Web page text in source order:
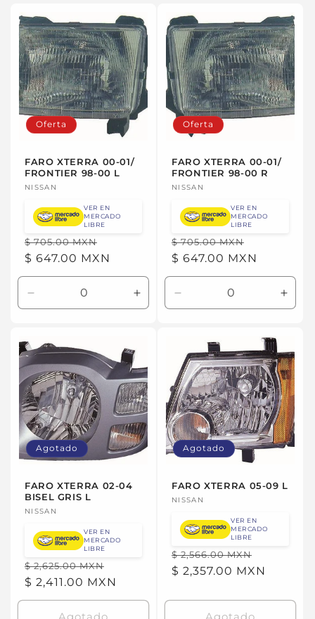
Default
Title
Title
Oferta
FARO XTERRA 00-01/
FRONTIER 98-00 L
Proveedor:
NISSAN
VER EN
MERCADO
LIBRE
Precio
habitual
$ 705.00 MXN
de
oferta
$ 647.00 MXN
cantidad
Default
Title
Aumentar
cantidad
Oferta
FARO XTERRA 00-01/
FRONTIER 98-00 R
Proveedor:
NISSAN
VER EN
MERCADO
LIBRE
Precio
habitual
$ 705.00 MXN
de
oferta
$ 647.00 MXN
cantidad
Default
Title
Title
Agotado
FARO XTERRA 02-04
BISEL GRIS L
Proveedor:
NISSAN
VER EN
MERCADO
LIBRE
Precio
habitual
$ 2,625.00 MXN
de
oferta
$ 2,411.00 MXN
Agotado
Agotado
FARO XTERRA 05-09 L
Proveedor:
NISSAN
VER EN
MERCADO
LIBRE
Precio
habitual
$ 2,566.00 MXN
de
$ 2,357.00 MXN
Agotado